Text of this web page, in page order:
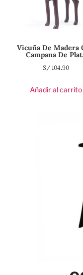
Vicuña De Madera
Campana De
S/104.90
Añadir al carrito